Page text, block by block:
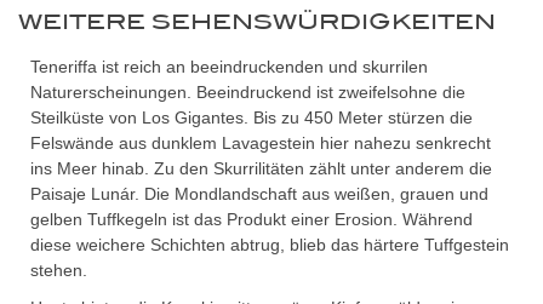
WEITERE SEHENSWÜRDIGKEITEN
Teneriffa ist reich an beeindruckenden und skurrilen
Naturerscheinungen. Beeindruckend ist zweifelsohne die
Steilküste von Los Gigantes. Bis zu 450 Meter stürzen die
Felswände aus dunklem Lavagestein hier nahezu senkrecht
ins Meer hinab. Zu den Skurrilitäten zählt unter anderem die
Paisaje Lunár. Die Mondlandschaft aus weißen, grauen und
gelben Tuffkegeln ist das Produkt einer Erosion. Während
diese weichere Schichten abtrug, blieb das härtere Tuffgestein
stehen.